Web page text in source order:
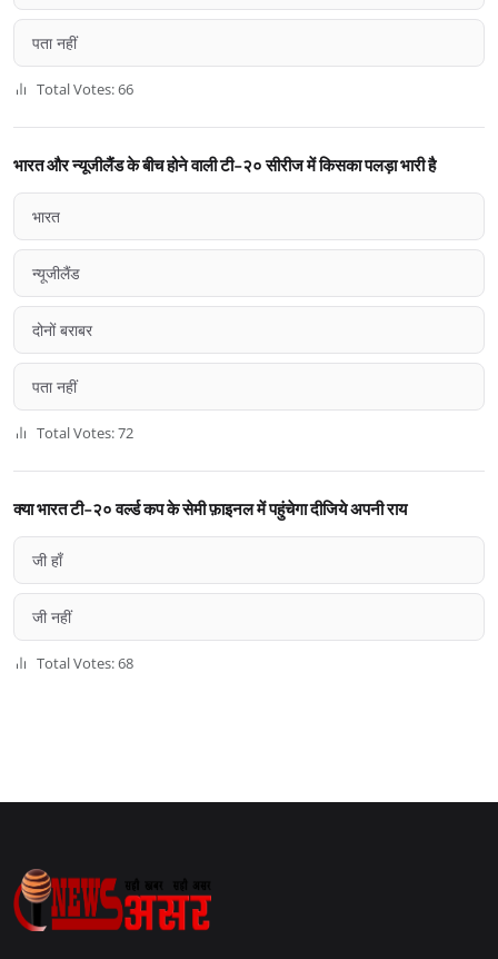
पता नहीं
Total Votes: 66
भारत और न्यूजीलैंड के बीच होने वाली टी-२० सीरीज में किसका पलड़ा भारी है
भारत
न्यूजीलैंड
दोनों बराबर
पता नहीं
Total Votes: 72
क्या भारत टी-२० वर्ल्ड कप के सेमी फ़ाइनल में पहुंचेगा दीजिये अपनी राय
जी हाँ
जी नहीं
Total Votes: 68